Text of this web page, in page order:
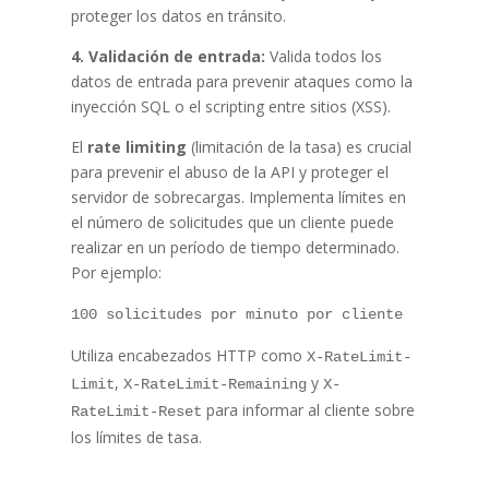
proteger los datos en tránsito.
4. Validación de entrada: Valida todos los
datos de entrada para prevenir ataques como la
inyección SQL o el scripting entre sitios (XSS).
El rate limiting (limitación de la tasa) es crucial
para prevenir el abuso de la API y proteger el
servidor de sobrecargas. Implementa límites en
el número de solicitudes que un cliente puede
realizar en un período de tiempo determinado.
Por ejemplo:
100 solicitudes por minuto por cliente
Utiliza encabezados HTTP como X-RateLimit-
Limit, X-RateLimit-Remainingy X-
RateLimit-Reset para informar al cliente sobre
los límites de tasa.